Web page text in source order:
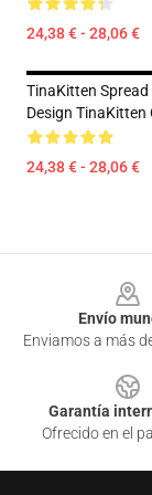
24,38 € - 28,06 €
TinaKitten
Design TinaKitten
24,38 € - 28,06 €
Envío
Enviamos a más
Garantía
Ofrecido en el